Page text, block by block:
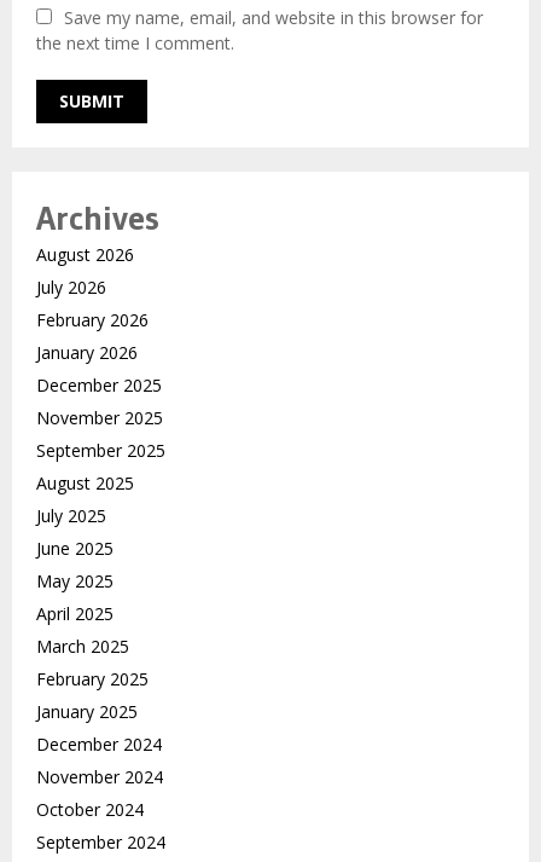
Save my name, email, and website in this browser for
the next time I comment.
Archives
August 2026
July 2026
February 2026
January 2026
December 2025
November 2025
September 2025
August 2025
July 2025
June 2025
May 2025
April 2025
March 2025
February 2025
January 2025
December 2024
November 2024
October 2024
September 2024